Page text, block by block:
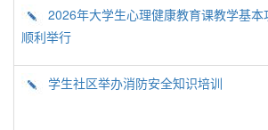
2026年大学生心理健康教育课教学基本
顺利举行
学生社区举办消防安全知识培训